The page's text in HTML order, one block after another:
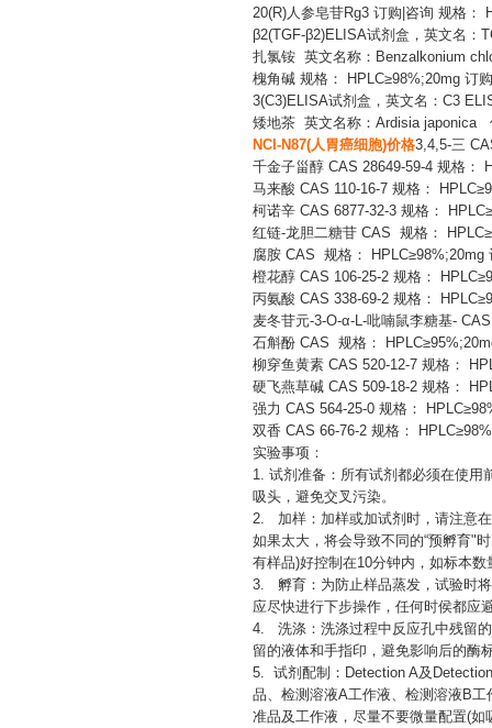
20(R)人参皂苷Rg3 订购|咨询 规格：
β2(TGF-β2)ELISA试剂盒，英文名：
扎氯铵 英文名称： Benzalkonium
槐角碱 规格：
HPLC≥98%;20mg 订
3(C3)ELISA试剂盒，英文名：C3
矮地茶 英文名称： Ardisia japonica
NCI-N87(人胃癌细胞)价格3,4,5-三
千金子甾醇 CAS 28649-59-4 规格：
马来酸 CAS 110-16-7 规格：
柯诺辛 CAS 6877-32-3 规格：
红链-龙胆二糖苷 CAS 规格：
腐胺 CAS 规格： HPLC≥98%;20mg
橙花醇 CAS 106-25-2 规格：
丙氨酸 CAS 338-69-2 规格：
麦冬苷元-3-O-α-L-吡喃鼠李糖基-
石斛酚 CAS 规格：
柳穿鱼黄素 CAS 520-12-7 规格：
硬飞燕草碱 CAS 509-18-2 规格：
强力 CAS 564-25-0 规格：
双香 CAS 66-76-2 规格：
实验事项：
1. 试剂准备：所有试剂都必须在使
吸头，避免交叉污染。
2. 加样：加样或加试剂时，请注意
如果太大，将会导致不同的“预孵育"
有样品)好控制在10分钟内，如标本
3. 孵育：为防止样品蒸发，试验时
应尽快进行下步操作，任何时侯都应
4. 洗涤：洗涤过程中反应孔中残留
留的液体和手指印，避免影响后的酶
5. 试剂配制：Detection A及
品、检测溶液A工作液、检测溶液B
准品及工作液，尽量不要微量配置(